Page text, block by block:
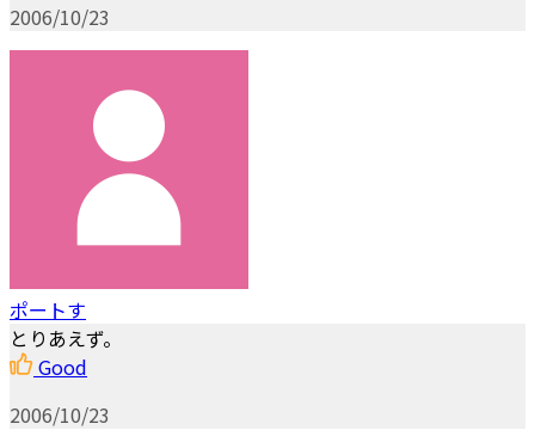
2006/10/23
ポートす
とりあえず。
Good
2006/10/23